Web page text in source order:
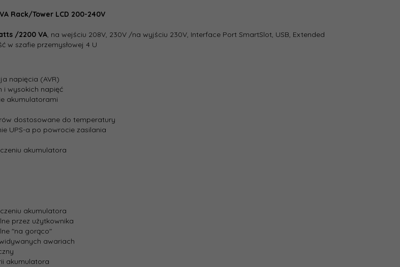
Rack/Tower LCD 200-240V
/2200 VA, na wejściu 208V, 230V /na wyjściu 230V, Interface Port SmartSlot, USB, Extended
w szafie przemysłowej 4 U
napięcia (AVR)
i wysokich napięć
akumulatorami
dostosowane do temperatury
UPS-a po powrocie zasilania
akumulatora
akumulatora
przez użytkownika
"na gorąco"
awariach
akumulatora